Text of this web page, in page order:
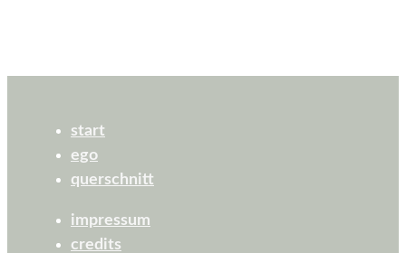
start
ego
querschnitt
impressum
credits